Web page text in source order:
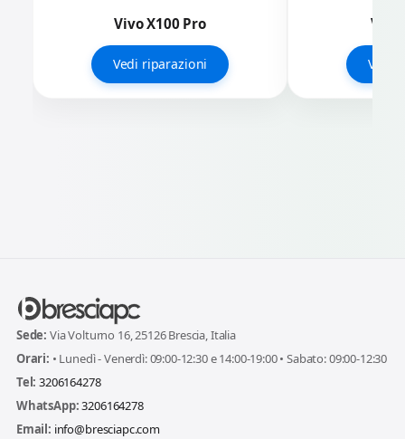
Vivo X100 Pro
Vedi riparazioni
Vivo
Vedi
Sede: Via Volturno 16, 25126 Brescia, Italia
Orari: • Lunedì - Venerdì: 09:00-12:30 e 14:00-19:00 • Sabato: 09:00-12:30
Tel: 3206164278
WhatsApp:3206164278
Email: info@bresciapc.com